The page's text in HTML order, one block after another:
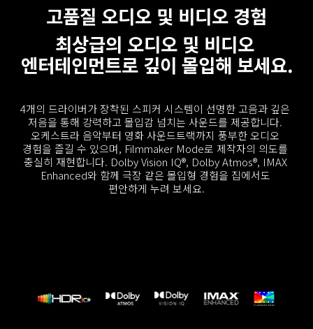
고품질 오디오 및 비디오 경험
최상급의 오디오 및 비디오
엔터테인먼트로 깊이 몰입해 보세요.
4개의 드라이버가 장착된 스피커 시스템이 선명한 고음과 깊은
저음을 통해 강력하고 몰입감 넘치는 사운드를 제공합니다.
오케스트라 음악부터 영화 사운드트랙까지 풍부한 오디오
경험을 즐길 수 있으며, Filmmaker Mode로 제작자의 의도를
충실히 재현합니다. Dolby Vision IQ®, Dolby Atmos®, IMAX
Enhanced와 함께 극장 같은 몰입형 경험을 집에서도
편안하게 누려 보세요.